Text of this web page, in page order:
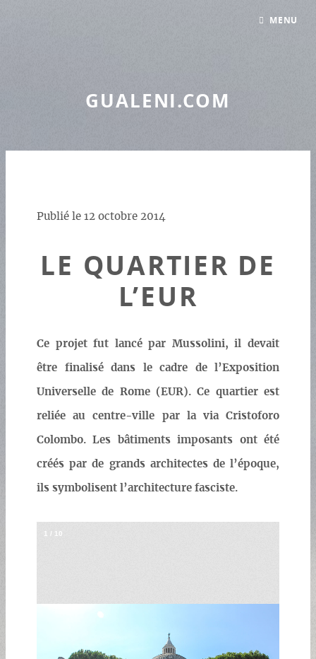
GUALENI.COM
Publié le 12 octobre 2014
LE QUARTIER DE
L’EUR
Ce projet fut lancé par Mussolini, il devait
être finalisé dans le cadre de l’Exposition
Universelle de Rome (EUR). Ce quartier est
reliée au centre-ville par la via Cristoforo
Colombo. Les bâtiments imposants ont été
créés par de grands architectes de l’époque,
ils symbolisent l’architecture fasciste.
1 / 10
MENU